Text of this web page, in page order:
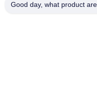
Good day, what product